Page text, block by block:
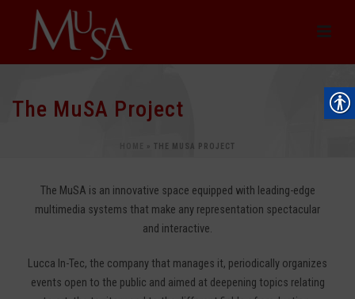
The MuSA Project
» THE MUSA PROJECT
The MuSA is an innovative space equipped with leading-edge
multimedia systems that make any representation spectacular
and interactive.
Lucca In-Tec, the company that manages it, periodically organizes
events open to the public and aimed at deepening topics relating